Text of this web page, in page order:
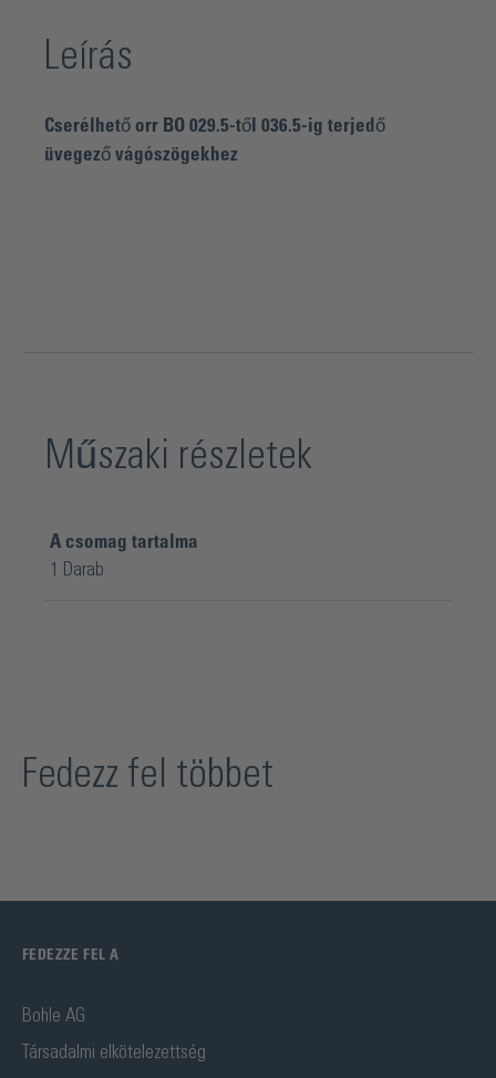
Leírás
Cserélhető orr BO 029.5-től 036.5-ig terjedő
üvegező vágószögekhez
Műszaki részletek
A csomag tartalma
1 Darab
Fedezz fel többet
FEDEZZE FEL A
Bohle AG
Társadalmi elkötelezettség